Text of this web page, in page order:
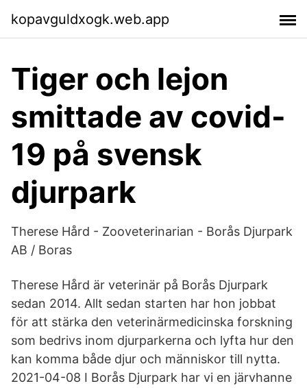
kopavguldxogk.web.app
Tiger och lejon
smittade av covid-
19 på svensk
djurpark
Therese Hård - Zooveterinarian - Borås Djurpark
AB / Boras
Therese Hård är veterinär på Borås Djurpark
sedan 2014. Allt sedan starten har hon jobbat
för att stärka den veterinärmedicinska forskning
som bedrivs inom djurparkerna och lyfta hur den
kan komma både djur och människor till nytta.
2021-04-08 I Borås Djurpark har vi en järvhanne